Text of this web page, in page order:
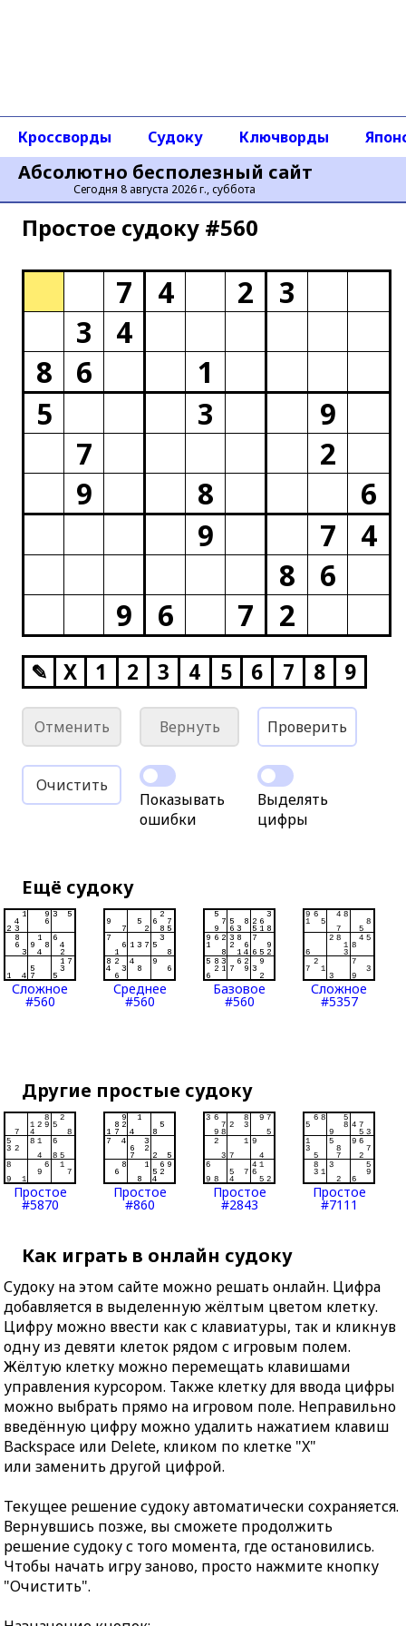
Абсолютно бесполезный сайт
Сегодня 8 августа 2026 г., суббота
Кроссворды Судоку Ключворды
Простое cудоку #560
7 4 2
3
3
4
8
6
1
5
3
9
7
2
9
8
6
9
7
4
8
6
9
6 7 2
✎ X 1 2 3 4 5 6 7 8 9
Отменить Вернуть Проверить
Очистить
Показывать
ошибки
Выделять
цифры
Ещё судоку
Сложное
#560
Среднее
#560
Базовое
#560
Сложное
#5357
Другие простые судоку
Простое
#5870
Простое
#860
Простое
#2843
Простое
#7111
Как играть в онлайн судоку
Судоку на этом сайте можно решать онлайн. Цифра
добавляется в выделенную жёлтым цветом клетку.
Цифру можно ввести как с клавиатуры, так и кликнув
одну из девяти клеток рядом с игровым полем.
Жёлтую клетку можно перемещать клавишами
управления курсором. Также клетку для ввода цифры
можно выбрать прямо на игровом поле. Неправильно
введённую цифру можно удалить нажатием клавиш
Backspace или Delete, кликом по клетке "X"
или заменить другой цифрой.
Текущее решение судоку автоматически сохраняется.
Вернувшись позже, вы сможете продолжить
решение судоку с того момента, где остановились.
Чтобы начать игру заново, просто нажмите кнопку
"Очистить".